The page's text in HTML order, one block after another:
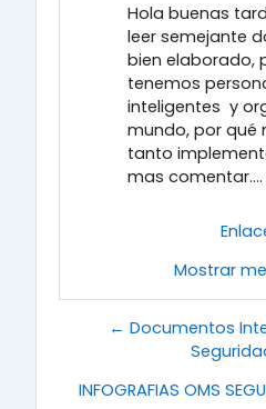
Hola buenas
leer semejante
bien elaborado,
tenemos
inteligentes y
mundo, por qué
tanto
mas comentar....
Mostrar
← Documentos
INFOGRAFIAS OMS